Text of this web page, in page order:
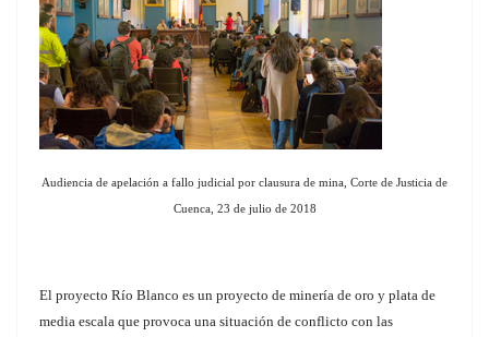
Audiencia de apelación a fallo judicial por clausura de mina, Corte de Justicia de
Cuenca, 23 de julio de 2018
El proyecto Río Blanco es un proyecto de minería de oro y plata de
media escala que provoca una situación de conflicto con las